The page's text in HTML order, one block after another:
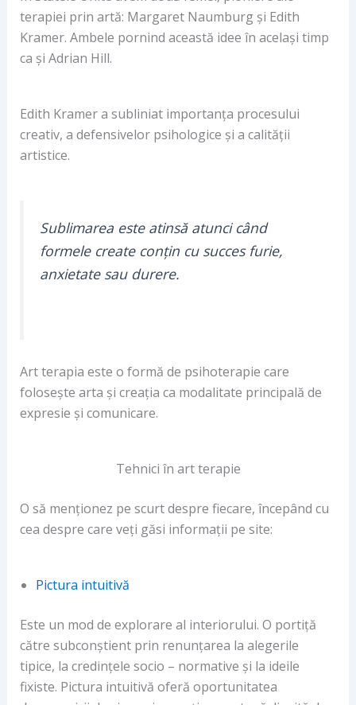
terapiei prin artă: Margaret Naumburg și Edith
Kramer. Ambele pornind această idee în același timp
ca și Adrian Hill.
Edith Kramer a subliniat importanța procesului
creativ, a defensivelor psihologice și a calității
artistice.
Sublimarea este atinsă atunci când
formele create conțin cu succes furie,
anxietate sau durere.
Art terapia este o formă de psihoterapie care
folosește arta și creația ca modalitate principală de
expresie și comunicare.
Tehnici în art terapie
O să menționez pe scurt despre fiecare, începând cu
cea despre care veți găsi informații pe site:
Pictura intuitivă
Este un mod de explorare al interiorului. O portiță
către subconștient prin renunțarea la alegerile
tipice, la credințele socio – normative și la ideile
fixiste. Pictura intuitivă oferă oportunitatea